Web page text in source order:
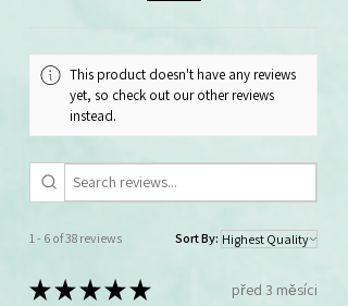
This product doesn't have any reviews
yet, so check out our other reviews
instead.
1 - 6 of 38 reviews Sort By:
★★★★★ před 3 měsíci